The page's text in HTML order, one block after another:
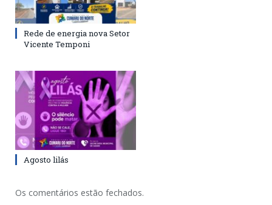
Rede de energia nova Setor
Vicente Temponi
Agosto lilás
Os comentários estão fechados.